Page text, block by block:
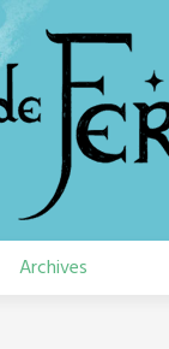
Archives